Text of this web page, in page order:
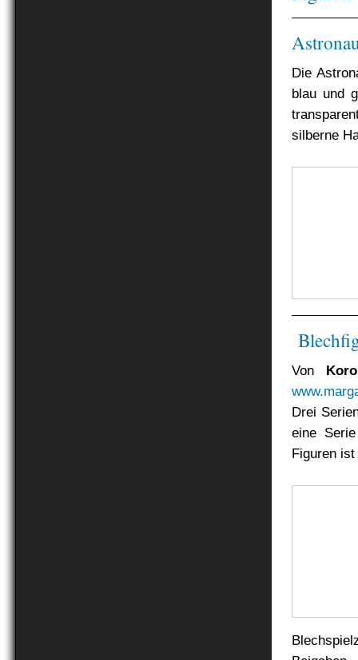
Die
blau und
silberne
Von
Drei
eine
Figuren